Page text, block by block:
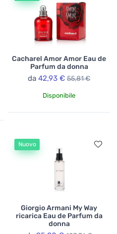
Cacharel Amor Amor Eau de
Parfum da donna
da 42,93 € 55,81 €
Disponibile
Nuovo
Giorgio Armani My Way
ricarica Eau de Parfum da
donna